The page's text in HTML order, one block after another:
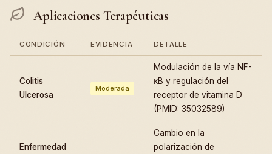
Aplicaciones Terapéuticas
CONDICIÓN EVIDENCIA DETALLE
Colitis
Ulcerosa
Moderada
Modulación de la vía NF-
κB y regulación del
receptor de vitamina D
(PMID: 35032589)
Enfermedad
Cambio en la
polarización de